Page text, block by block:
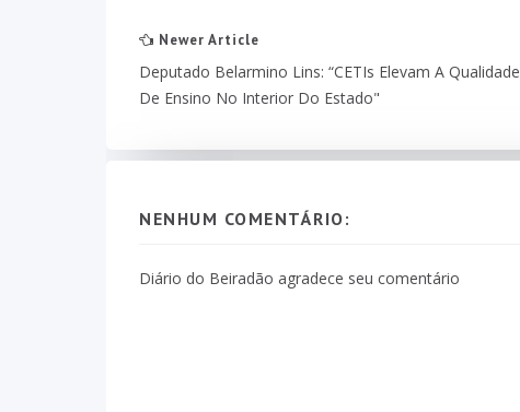
Newer Article
Deputado Belarmino Lins: “CETIs Elevam A Qualidade
De Ensino No Interior Do Estado"
NENHUM COMENTÁRIO:
Diário do Beiradão agradece seu comentário